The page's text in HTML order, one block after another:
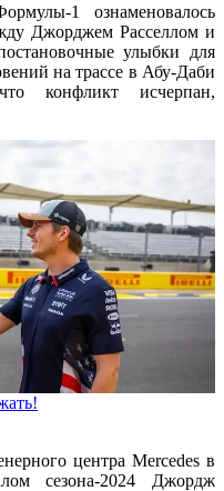
1 ознаменовалось
Джорджем Расселлом и
улыбки для
на трассе в Абу-Даби
конфликт исчерпан,
центра Mercedes в
сезона-2024 Джордж